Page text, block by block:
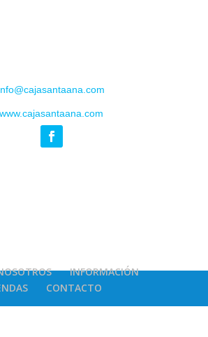
www.cajasantaana.com
INFORMACIÓN
CONTACTO